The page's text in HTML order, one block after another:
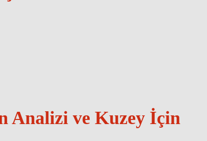
Analizi ve Kuzey İçin